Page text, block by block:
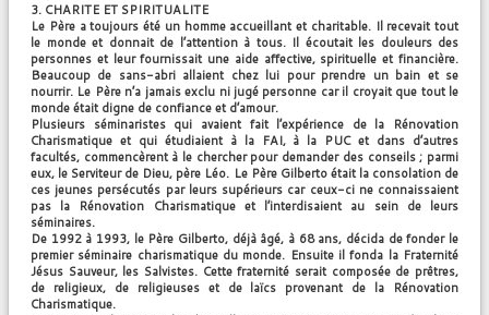
3. CHARITE ET SPIRITUALITE
Le Père a toujours été un homme accueillant et charitable. Il recevait tout
le monde et donnait de l’attention à tous. Il écoutait les douleurs des
personnes et leur fournissait une aide affective, spirituelle et financière.
Beaucoup de sans-abri allaient chez lui pour prendre un bain et se
nourrir. Le Père n’a jamais exclu ni jugé personne car il croyait que tout le
monde était digne de confiance et d’amour.
Plusieurs séminaristes qui avaient fait l’expérience de la Rénovation
Charismatique et qui étudiaient à la FAI, à la PUC et dans d’autres
facultés, commencèrent à le chercher pour demander des conseils ; parmi
eux, le Serviteur de Dieu, père Léo. Le Père Gilberto était la consolation de
ces jeunes persécutés par leurs supérieurs car ceux-ci ne connaissaient
pas la Rénovation Charismatique et l’interdisaient au sein de leurs
séminaires.
De 1992 à 1993, le Père Gilberto, déjà âgé, à 68 ans, décida de fonder le
premier séminaire charismatique du monde. Ensuite il fonda la Fraternité
Jésus Sauveur, les Salvistes. Cette fraternité serait composée de prêtres,
de religieux, de religieuses et de laïcs provenant de la Rénovation
Charismatique.